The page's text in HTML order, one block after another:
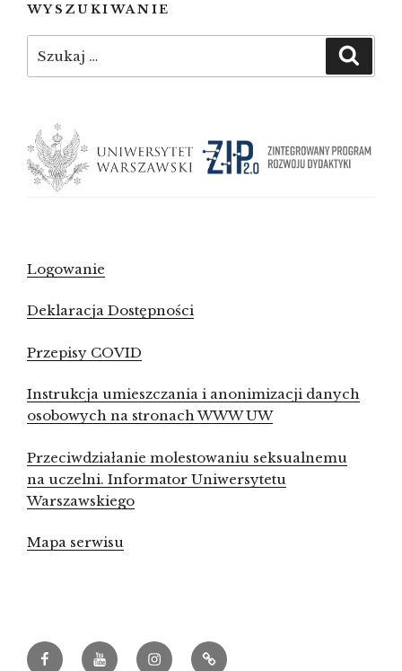
WYSZUKIWANIE
Logowanie
Deklaracja Dostępności
Przepisy COVID
Instrukcja umieszczania i anonimizacji danych
osobowych na stronach WWW UW
Przeciwdziałanie molestowaniu seksualnemu
na uczelni. Informator Uniwersytetu
Warszawskiego
Mapa serwisu
FacebookYoutubeInstagramArcheowieści.pl